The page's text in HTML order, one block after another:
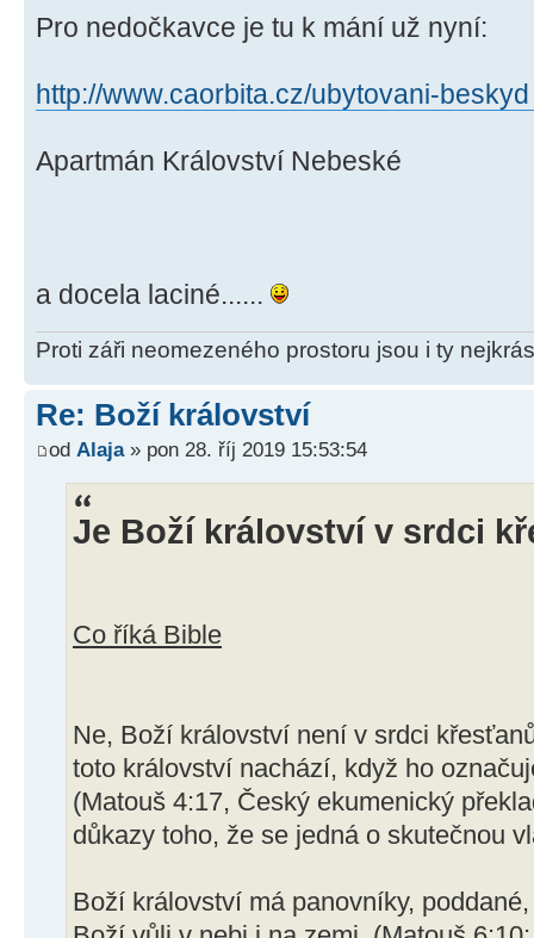
Pro nedočkavce je tu k mání už nyní:
http://www.caorbita.cz/ubytovani-
Apartmán Království Nebeské
a docela laciné......
Proti záři neomezeného prostoru jsou i ty
Re: Boží království
od Alaja» pon 28. říj 2019 15:53:54
Je Boží království v srdci
Co říká Bible
Ne, Boží království není v srdci
toto království nachází, když ho
(Matouš 4:17, Český ekumenický
důkazy toho, že se jedná o skutečnou
Boží království má panovníky,